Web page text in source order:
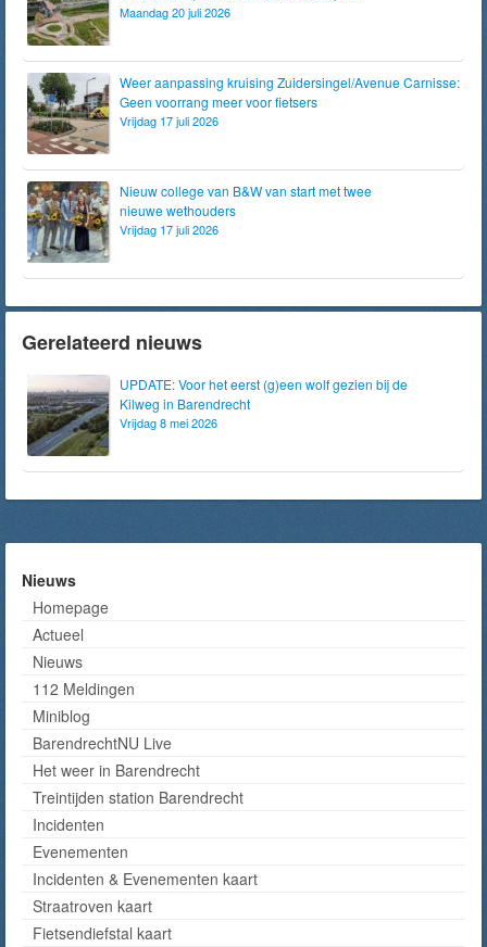
Maandag 20 juli 2026
Weer aanpassing kruising Zuidersingel/Avenue Carnisse:
Geen voorrang meer voor fietsers
Vrijdag 17 juli 2026
Nieuw college van B&W van start met twee
nieuwe wethouders
Vrijdag 17 juli 2026
Gerelateerd nieuws
UPDATE: Voor het eerst (g)een wolf gezien bij de
Kilweg in Barendrecht
Vrijdag 8 mei 2026
Nieuws
Homepage
Actueel
Nieuws
112 Meldingen
Miniblog
BarendrechtNU Live
Het weer in Barendrecht
Treintijden station Barendrecht
Incidenten
Evenementen
Incidenten & Evenementen kaart
Straatroven kaart
Fietsendiefstal kaart